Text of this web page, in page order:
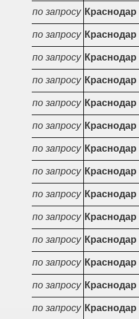
по запросу Краснодар
по запросу Краснодар
по запросу Краснодар
по запросу Краснодар
по запросу Краснодар
по запросу Краснодар
по запросу Краснодар
по запросу Краснодар
по запросу Краснодар
по запросу Краснодар
по запросу Краснодар
по запросу Краснодар
по запросу Краснодар
по запросу Краснодар